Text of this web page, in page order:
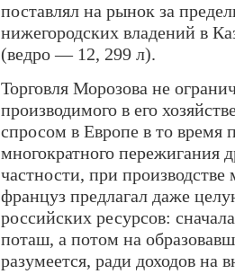
поставлял на рынок за
нижегородских владений в
(ведро — 12, 299 л).
Торговля Морозова не
производимого в его
спросом в Европе в то время
многократного пережигания
частности, при
француз предлагал даже
российских ресурсов:
поташ, а потом на
разумеется, ради доходов на